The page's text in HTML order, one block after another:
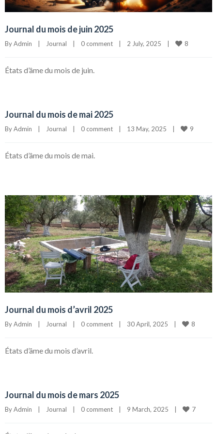
Journal du mois de juin 2025
By Admin | Journal | 0 comment | 2 July, 2025 | 8
États d’âme du mois de juin.
Journal du mois de mai 2025
By Admin | Journal | 0 comment | 13 May, 2025 | 9
États d’âme du mois de mai.
Journal du mois d’avril 2025
By Admin Journal 0 comment 30 April, 2025 8
États d’âme du mois d’avril.
Journal du mois de mars 2025
By Admin Journal 0 comment 9 March, 2025 7